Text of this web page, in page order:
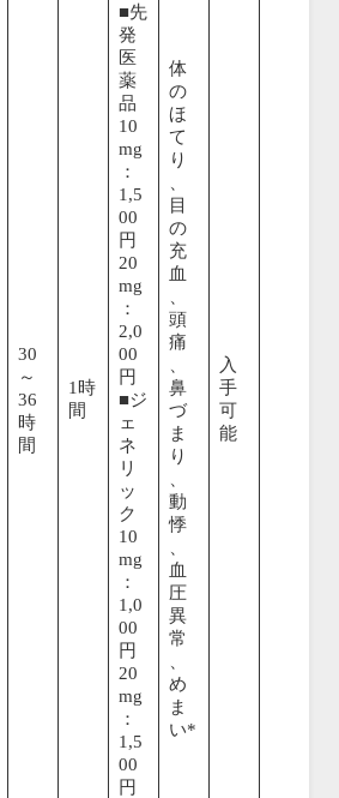
30
～
36
時
間
1時
間
■先
発
医
薬
品
10
mg
：
1,5
00
円
20
mg
：
2,0
00
円
■ジ
ェ
ネ
リ
ッ
ク
10
mg
：
1,0
00
円
20
mg
：
1,5
00
円
体
の
ほ
て
り
目
の
充
血
頭
痛
鼻
づ
ま
り
動
悸
血
圧
異
常
め
ま
い*
入
手
可
能